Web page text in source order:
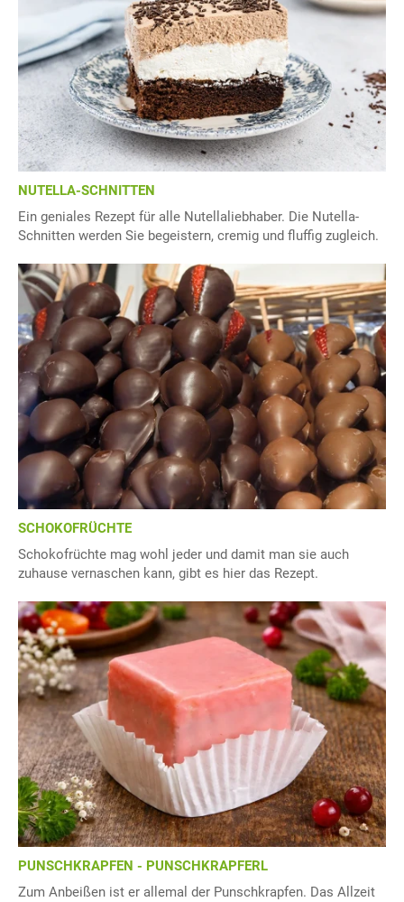
NUTELLA-SCHNITTEN
Ein geniales Rezept für alle Nutellaliebhaber. Die Nutella-
Schnitten werden Sie begeistern, cremig und fluffig zugleich.
SCHOKOFRÜCHTE
Schokofrüchte mag wohl jeder und damit man sie auch
zuhause vernaschen kann, gibt es hier das Rezept.
PUNSCHKRAPFEN - PUNSCHKRAPFERL
Zum Anbeißen ist er allemal der Punschkrapfen. Das Allzeit